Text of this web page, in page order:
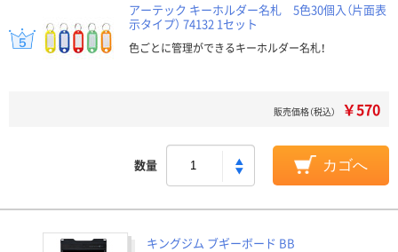
アーテック キーホルダー名札 5色30個入（片面表
示タイプ） 74132 1セット
色ごとに管理ができるキーホルダー名札！
販売価格（税込） ￥570
数量 カゴへ
キングジム ブギーボード BB